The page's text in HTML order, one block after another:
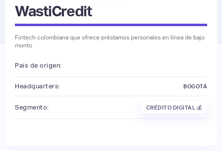
WastiCredit
Fintech colombiana que ofrece préstamos personales en línea de bajo
monto
País de origen:
Headquarters: BOGOTÁ
Segmento: CRÉDITO DIGITAL 💰